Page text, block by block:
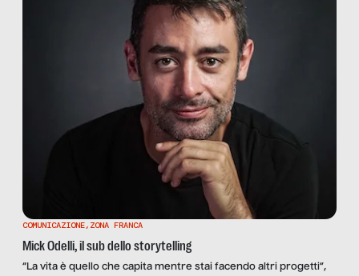
COMUNICAZIONE, ZONA FRANCA
Mick Odelli, il sub dello storytelling
“La vita è quello che capita mentre stai facendo altri progetti”,